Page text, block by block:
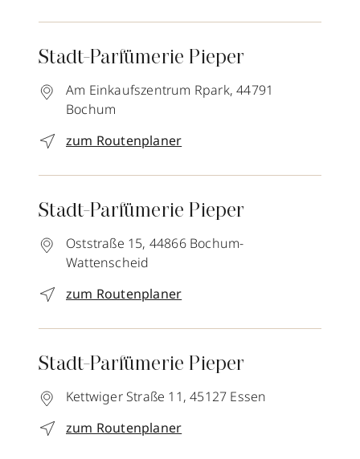
Stadt-Parfümerie Pieper
Am Einkaufszentrum Rpark, 44791
Bochum
zum Routenplaner
Stadt-Parfümerie Pieper
Oststraße 15, 44866 Bochum-
Wattenscheid
zum Routenplaner
Stadt-Parfümerie Pieper
Kettwiger Straße 11, 45127 Essen
zum Routenplaner